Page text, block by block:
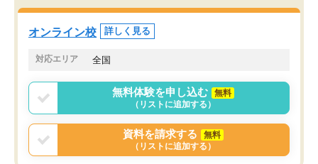
オンライン校 詳しく見る
対応エリア 全国
無料体験を申し込む
無料
（リストに追加する）
資料を請求する
無料
（リストに追加する）